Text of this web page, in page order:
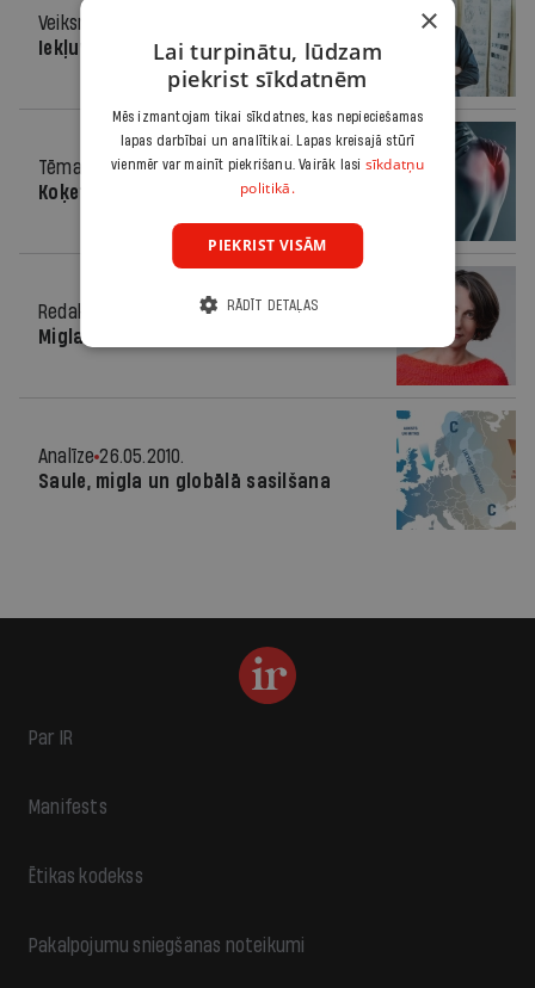
Veiksme
Iekļuvis miglā
Tēma
20.04.2012.
Koķetējiet ar kolēģi!
Redaktores sleja
09.11.2011.
Miglas šovs
Analīze 26.05.2010.
Saule, migla un globālā sasilšana
Par IR
Manifests
Ētikas kodekss
Pakalpojumu sniegšanas noteikumi
×
Lai turpinātu, lūdzam
piekrist sīkdatnēm
Mēs izmantojam tikai sīkdatnes, kas nepieciešamas
lapas darbībai un analītikai. Lapas kreisajā stūrī
vienmēr var mainīt piekrišanu. Vairāk lasi sīkdatņu
politikā.
PIEKRIST VISĀM
RĀDĪT DETAĻAS